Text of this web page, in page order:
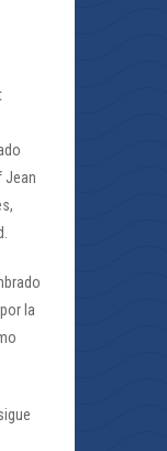
Jean
la